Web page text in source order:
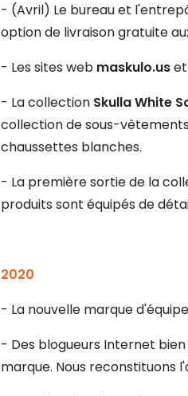
- (Avril) Le bureau et
option de livraison gratuite
- Les sites web maskulo.uset
- La collection Skulla White
collection de sous-
chaussettes blanches.
- La première sortie de la
produits sont équipés de
2020
- La nouvelle marque
- Des blogueurs Internet
marque. Nous reconstituons